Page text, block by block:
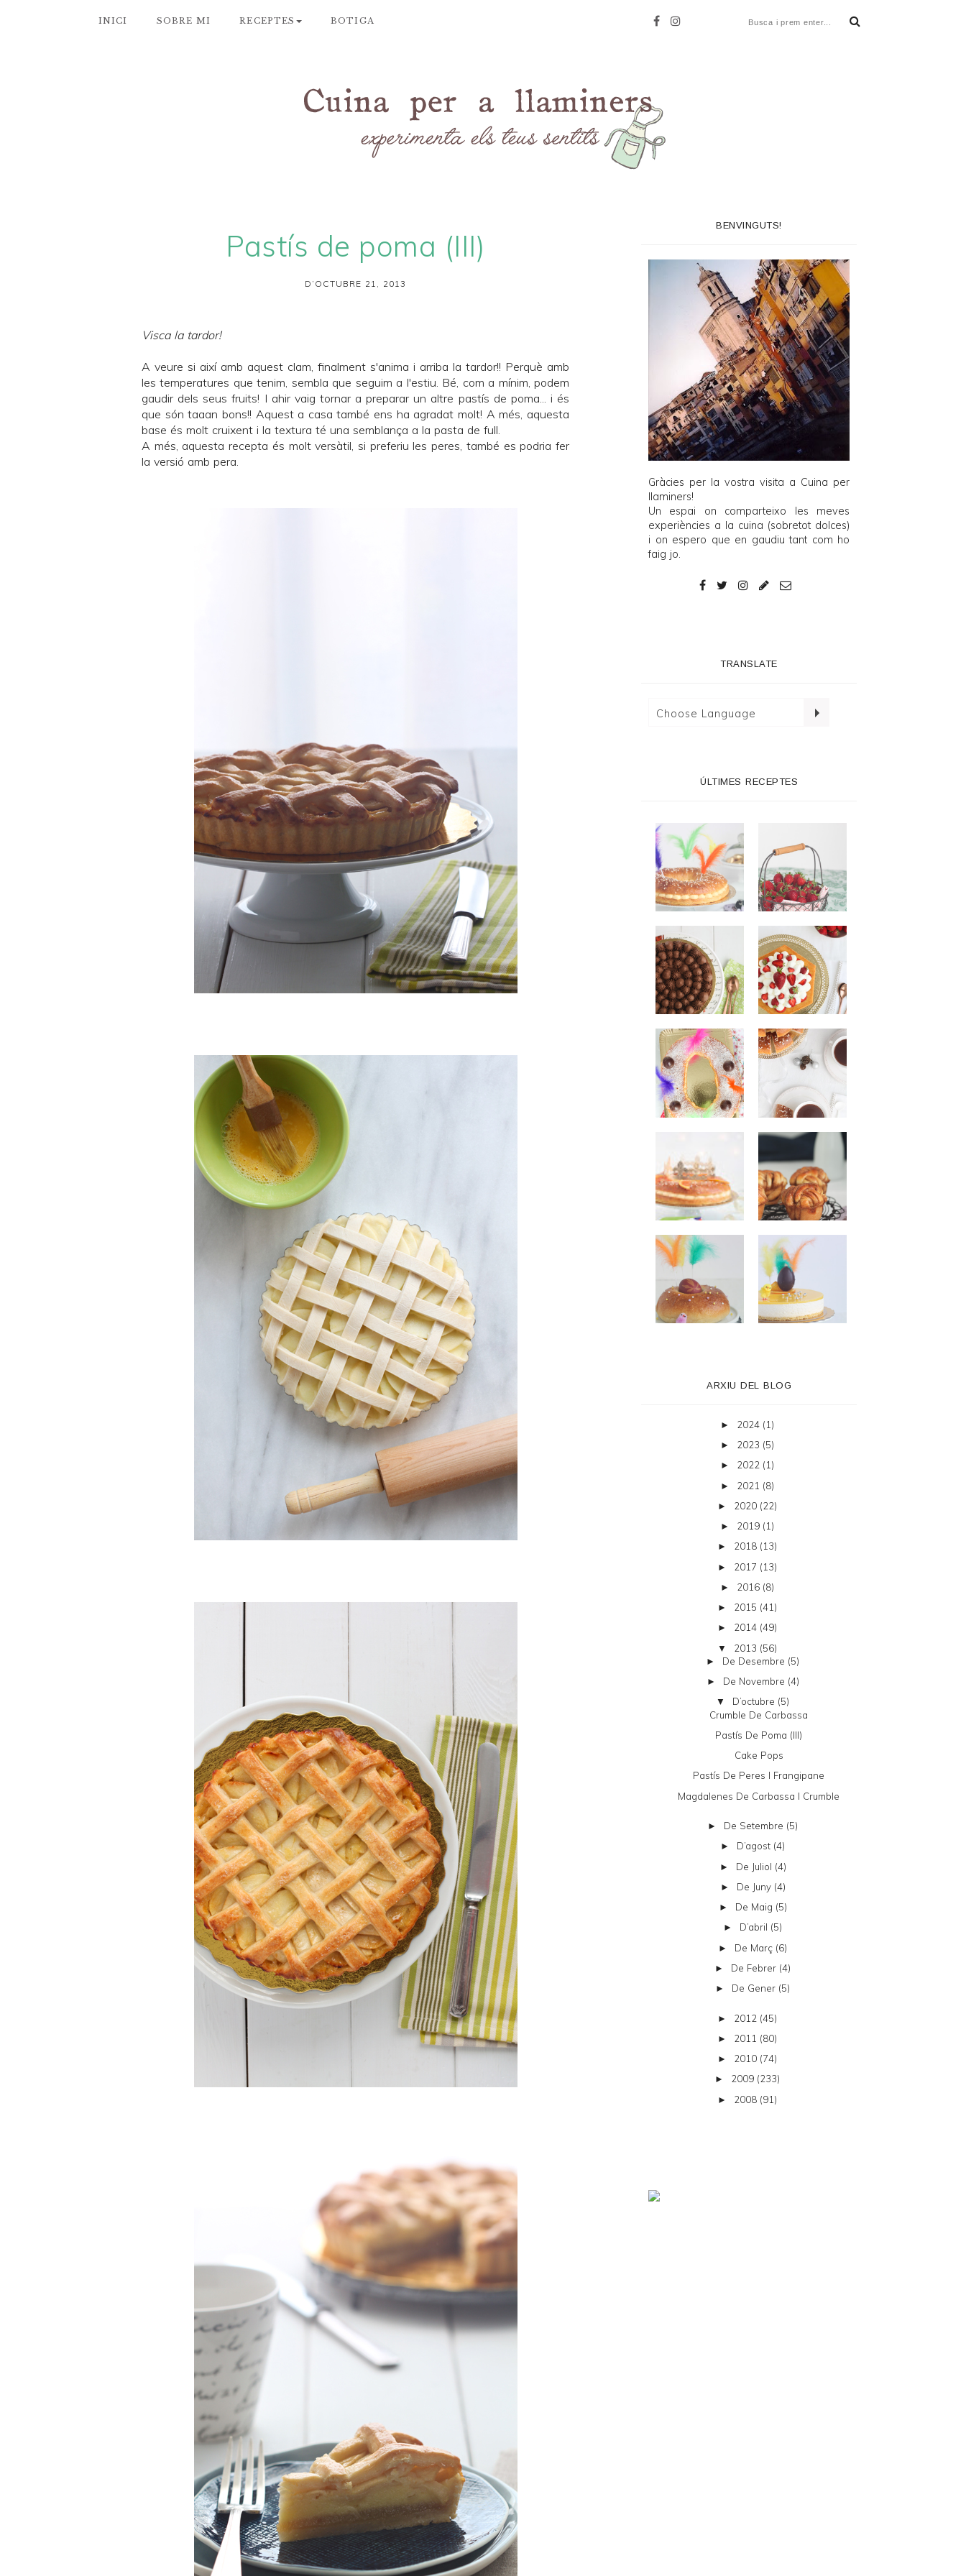
INICI SOBRE MI RECEPTES BOTIGA
Pastís de poma (III)
D’OCTUBRE 21, 2013
Visca la tardor!
A veure si així amb aquest clam, finalment s'anima i arriba la tardor!! Perquè amb
les temperatures que tenim, sembla que seguim a l'estiu. Bé, com a mínim, podem
gaudir dels seus fruits! I ahir vaig tornar a preparar un altre pastís de poma... i és
que són taaan bons!! Aquest a casa també ens ha agradat molt! A més, aquesta
base és molt cruixent i la textura té una semblança a la pasta de full.
A més, aquesta recepta és molt versàtil, si preferiu les peres, també es podria fer
la versió amb pera.
BENVINGUTS!
Gràcies per la vostra visita a Cuina per
llaminers!
Un espai on comparteixo les meves
experiències a la cuina (sobretot dolces)
i on espero que en gaudiu tant com ho
faig jo.
TRANSLATE
ÚLTIMES RECEPTES
ARXIU DEL BLOG
► 2024 (1)
► 2023 (5)
► 2022 (1)
► 2021 (8)
► 2020 (22)
► 2019 (1)
► 2018 (13)
► 2017 (13)
► 2016 (8)
► 2015 (41)
► 2014 (49)
▼ 2013 (56)
► De Desembre (5)
► De Novembre (4)
▼ D’octubre (5)
Crumble De Carbassa
Pastís De Poma (III)
Cake Pops
Pastís De Peres I Frangipane
Magdalenes De Carbassa I Crumble
► De Setembre (5)
► D’agost (4)
► De Juliol (4)
► De Juny (4)
► De Maig (5)
► D’abril (5)
► De Març (6)
► De Febrer (4)
► De Gener (5)
► 2012 (45)
► 2011 (80)
► 2010 (74)
► 2009 (233)
► 2008 (91)